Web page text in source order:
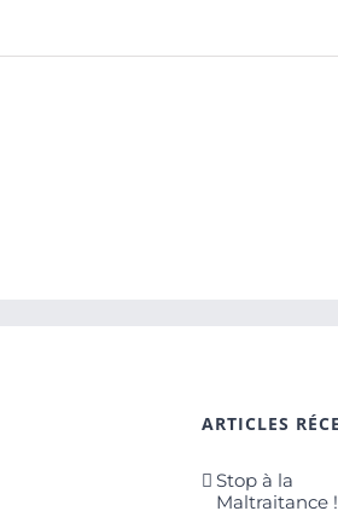
ARTICLES
Stop à la
Maltraitance !